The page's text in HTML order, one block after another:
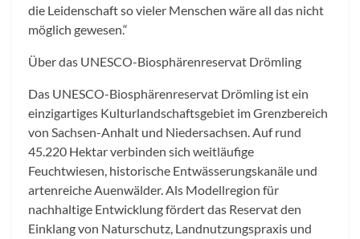
die Leidenschaft so vieler Menschen wäre all das nicht
möglich gewesen.“
Über das UNESCO-Biosphärenreservat Drömling
Das UNESCO-Biosphärenreservat Drömling ist ein
einzigartiges Kulturlandschaftsgebiet im Grenzbereich
von Sachsen-Anhalt und Niedersachsen. Auf rund
45.220 Hektar verbinden sich weitläufige
Feuchtwiesen, historische Entwässerungskanäle und
artenreiche Auenwälder. Als Modellregion für
nachhaltige Entwicklung fördert das Reservat den
Einklang von Naturschutz, Landnutzungspraxis und